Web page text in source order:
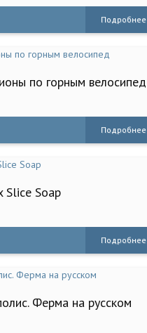
Подробнее
по горным велосипед
Подробнее
Slice Soap
Подробнее
Ферма на русском